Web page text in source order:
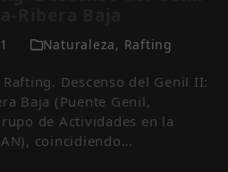
Naturaleza, Rafting
Descenso del Genil II:
Baja (Puente Genil,
de Actividades en la
coincidiendo…